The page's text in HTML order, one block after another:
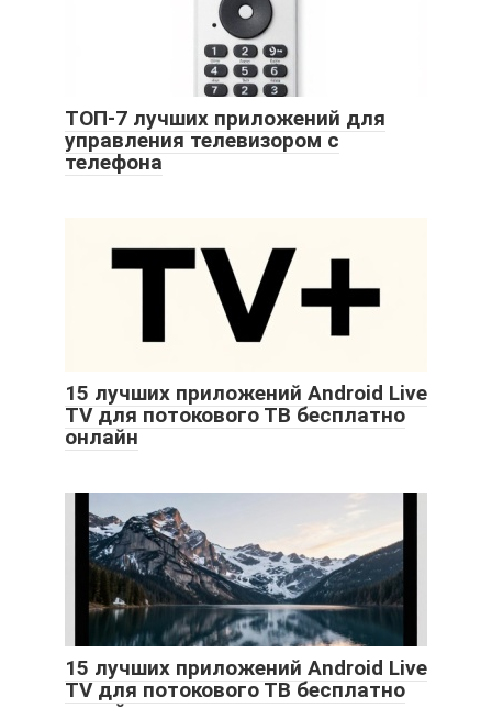
ТОП-7 лучших приложений для
управления телевизором с
телефона
15 лучших приложений Android Live
TV для потокового ТВ бесплатно
онлайн
15 лучших приложений Android Live
TV для потокового ТВ бесплатно